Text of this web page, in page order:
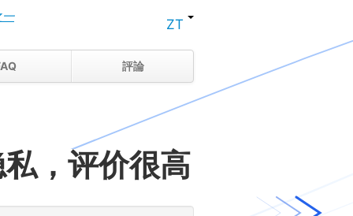
ZT
評論
，评价很高